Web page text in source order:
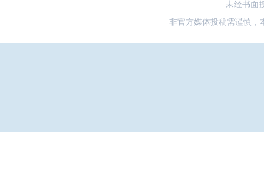
未经书面
非官方媒体投稿需谨慎，